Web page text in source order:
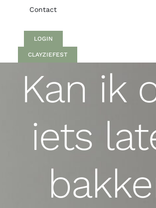
Contact
LOGIN
CLAYZIEFEST
Kan ik
iets